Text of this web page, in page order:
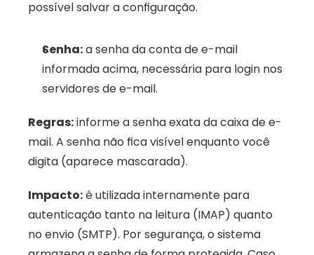
possível salvar a configuração.
Senha: a senha da conta de e-mail
informada acima, necessária para login nos
servidores de e-mail.
Regras: informe a senha exata da caixa de e-
mail. A senha não fica visível enquanto você
digita (aparece mascarada).
Impacto: é utilizada internamente para
autenticação tanto na leitura (IMAP) quanto
no envio (SMTP). Por segurança, o sistema